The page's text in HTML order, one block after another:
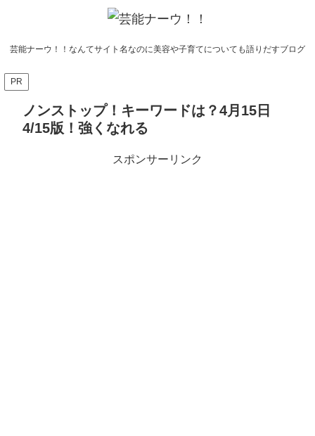
芸能ナーウ！！なんてサイト名なのに美容や子育てについても語りだすブログ
PR
ノンストップ！キーワードは？4月15日
4/15版！強くなれる
スポンサーリンク